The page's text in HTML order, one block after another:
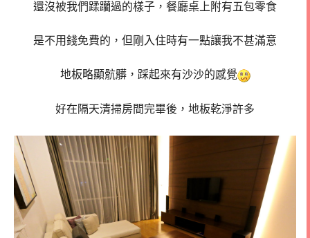
還沒被我們蹂躪過的樣子，餐廳桌上附有五包零食
是不用錢免費的，但剛入住時有一點讓我不甚滿意
地板略顯骯髒，踩起來有沙沙的感覺
好在隔天清掃房間完畢後，地板乾淨許多